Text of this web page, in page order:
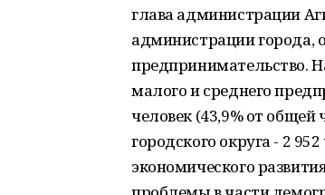
глава администрации
администрации города,
предпринимательство.
малого и среднего
человек (43,9% от
городского округа - 2
экономического